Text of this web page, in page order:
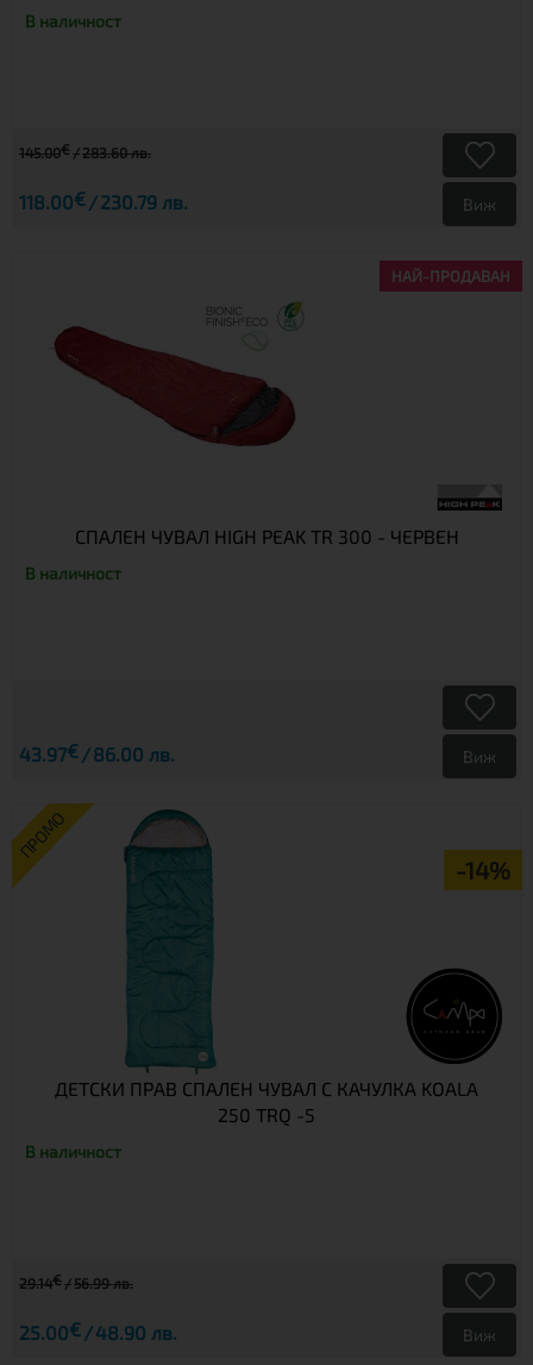
В наличност
145.00€ 283.60 лв.
118.00€ 230.79 лв. Виж
НАЙ-ПРОДАВАН
СПАЛЕН ЧУВАЛ HIGH PEAK TR 300 - ЧЕРВЕН
В наличност
43.97€ 86.00 лв. Виж
ПРОМО
-14%
ДЕТСКИ ПРАВ СПАЛЕН ЧУВАЛ С КАЧУЛКА KOALA
250 TRQ -5
В наличност
29.14€ 56.99 лв.
25.00€ 48.90 лв. Виж